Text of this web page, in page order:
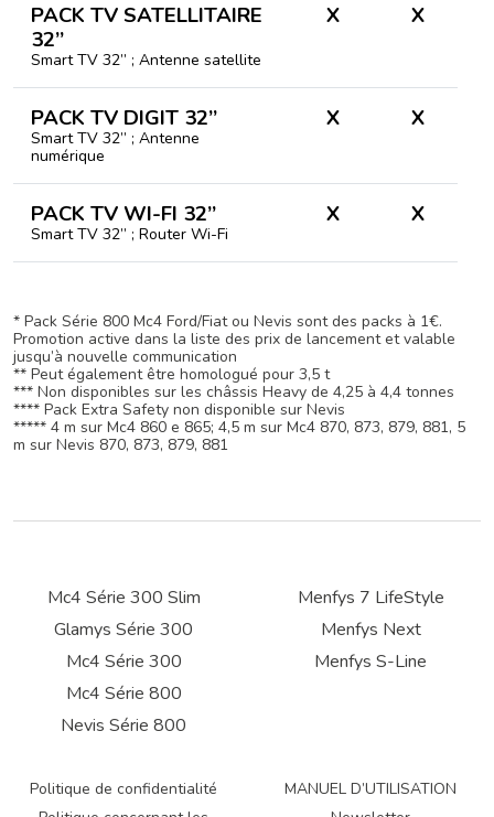
PACK TV SATELLITAIRE
32’’
Smart TV 32’’ ; Antenne satellite
X X
PACK TV DIGIT 32’’
Smart TV 32’’ ; Antenne
numérique
X X
PACK TV WI-FI 32’’
Smart TV 32’’ ; Router Wi-Fi
X X
* Pack Série 800 Mc4 Ford/Fiat ou Nevis sont des packs à 1€.
Promotion active dans la liste des prix de lancement et valable
jusqu’à nouvelle communication
** Peut également être homologué pour 3,5 t
*** Non disponibles sur les châssis Heavy de 4,25 à 4,4 tonnes
**** Pack Extra Safety non disponible sur Nevis
***** 4 m sur Mc4 860 e 865; 4,5 m sur Mc4 870, 873, 879, 881, 5
m sur Nevis 870, 873, 879, 881
Mc4 Série 300 Slim
Glamys Série 300
Mc4 Série 300
Mc4 Série 800
Nevis Série 800
Menfys 7 LifeStyle
Menfys Next
Menfys S-Line
Politique de confidentialité
MANUEL D’UTILISATION